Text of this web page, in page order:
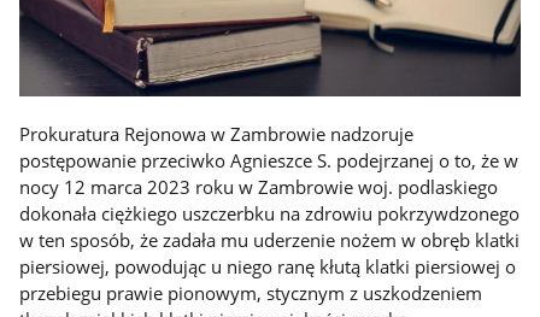
Prokuratura Rejonowa w Zambrowie nadzoruje
postępowanie przeciwko Agnieszce S. podejrzanej o to, że w
nocy 12 marca 2023 roku w Zambrowie woj. podlaskiego
dokonała ciężkiego uszczerbku na zdrowiu pokrzywdzonego
w ten sposób, że zadała mu uderzenie nożem w obręb klatki
piersiowej, powodując u niego ranę kłutą klatki piersiowej o
przebiegu prawie pionowym, stycznym z uszkodzeniem